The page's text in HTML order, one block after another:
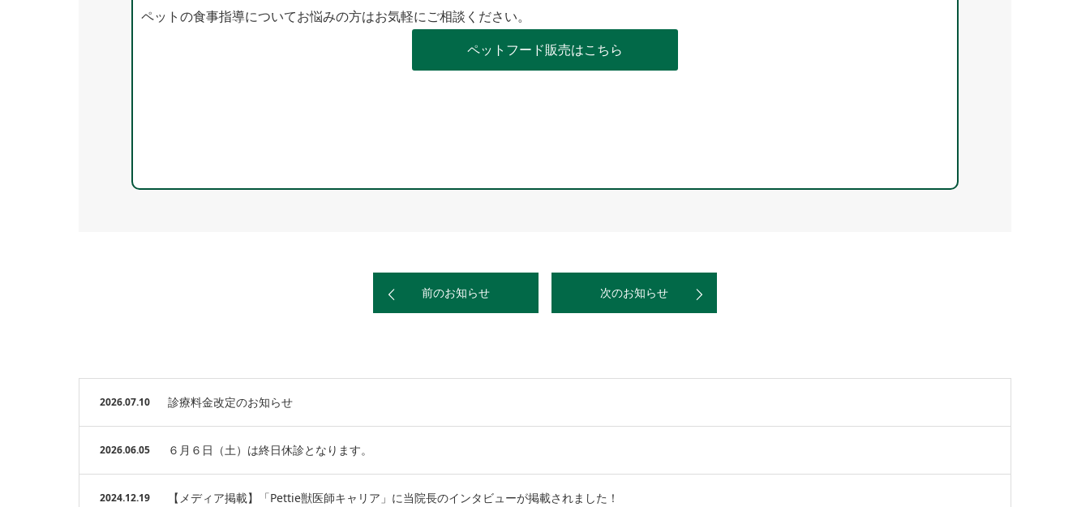
ペットの食事指導についてお悩みの方はお気軽にご相談ください。
ペットフード販売はこちら
前のお知らせ 次のお知らせ
2026.07.10 診療料金改定のお知らせ
2026.06.05 ６月６日（土）は終日休診となります。
2024.12.19 【メディア掲載】「Pettie獣医師キャリア」に当院長のインタビューが掲載されました！